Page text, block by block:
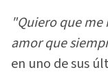
"Quiero que
amor que
en uno de sus